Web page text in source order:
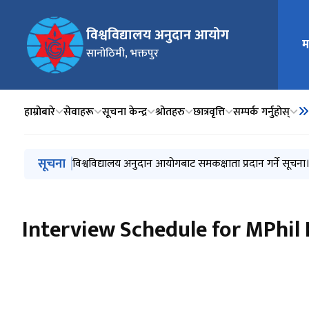
विश्वविद्यालय अनुदान आयोग
सानोठिमी, भक्तपुर
मुख्य
हाम्रोबारे सेवाहरू सूचना केन्द्र श्रोतहरु छात्रवृत्ति सम्पर्क गर्नुहोस्
मुख्य नेभिगेसनमा जानुहोस्
सूचना एकेडेमिक क्रेडिट बैङ्कको स्थापना र सञ्चालन निर्देशिका २०८२
सामाग्री तथा सेवा आपूर्ति गर्न सूची दर्ता सम्बन्धी सूचना
विश्वविद्यालय अनुदान आयोगबाट समकक्षाता प्रदान गर्ने सूचना।
अभिमुखीकरण कार्यक्रममा सहभागीता सम्बन्धी सूचना
विस्तारित कार्यसम्पादनमा आधारित अनुदान कार्यक्रमको
Interview Schedule for MPhil